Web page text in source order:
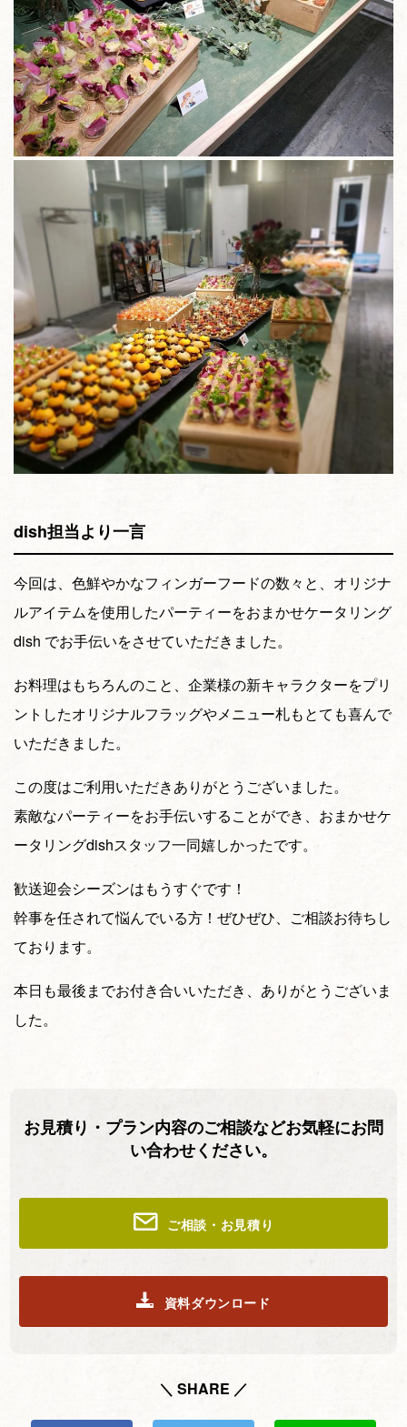
dish担当より一言
今回は、色鮮やかなフィンガーフードの数々と、オリジナ
ルアイテムを使用したパーティーをおまかせケータリング
dish でお手伝いをさせていただきました。
お料理はもちろんのこと、企業様の新キャラクターをプリ
ントしたオリジナルフラッグやメニュー札もとても喜んで
いただきました。
この度はご利用いただきありがとうございました。
素敵なパーティーをお手伝いすることができ、おまかせケ
ータリングdishスタッフ一同嬉しかったです。
歓送迎会シーズンはもうすぐです！
幹事を任されて悩んでいる方！ぜひぜひ、ご相談お待ちし
ております。
本日も最後までお付き合いいただき、ありがとうございま
した。
お見積り・プラン内容のご相談などお気軽にお問
い合わせください。
ご相談・お見積り
資料ダウンロード
＼ SHARE ／